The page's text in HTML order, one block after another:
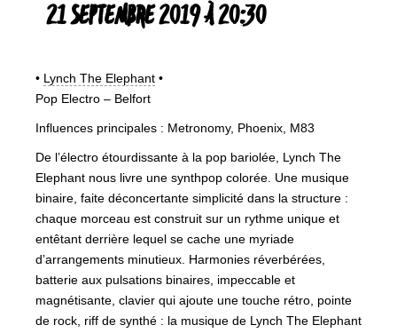
21 SEPTEMBRE 2019 À 20:30
• Lynch The Elephant •
Pop Electro – Belfort
Influences principales : Metronomy, Phoenix, M83
De l’électro étourdissante à la pop bariolée, Lynch The
Elephant nous livre une synthpop colorée. Une musique
binaire, faite déconcertante simplicité dans la structure :
chaque morceau est construit sur un rythme unique et
entêtant derrière lequel se cache une myriade
d’arrangements minutieux. Harmonies réverbérées,
batterie aux pulsations binaires, impeccable et
magnétisante, clavier qui ajoute une touche rétro, pointe
de rock, riff de synthé : la musique de Lynch The Elephant